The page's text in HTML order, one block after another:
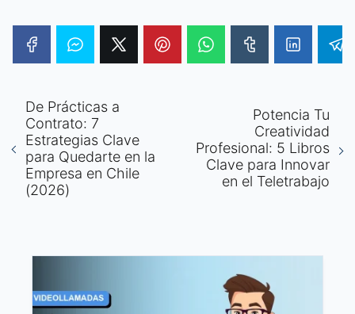
De Prácticas a
Contrato: 7
Estrategias Clave
para Quedarte en la
Empresa en Chile
(2026)
Potencia Tu
Creatividad
Profesional: 5 Libros
Clave para Innovar
en el Teletrabajo